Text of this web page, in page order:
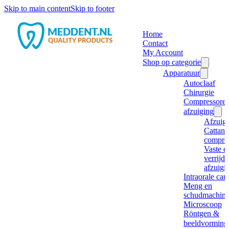
Skip to main contentSkip to footer
Home
Contact
My Account
Shop op categorie
Apparatuur
Autoclaaf
Chirurgie
afzuiging
Cattani
Vaste
Intraorale
Meng en
Microscoop
Röntgen &
beeldvorming